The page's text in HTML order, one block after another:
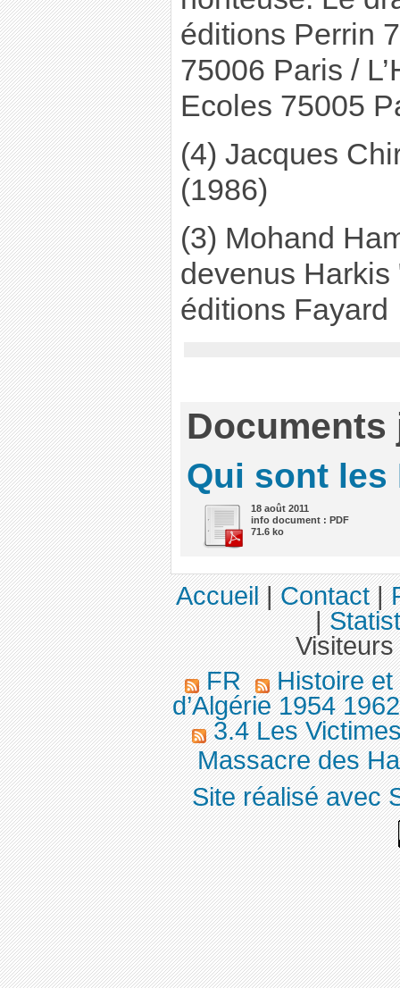
éditions Perrin
75006 Paris /
Ecoles 75005
(4) Jacques
(1986)
(3) Mohand
devenus Harkis
éditions Fayard
Documents
Qui sont les
18 août 2011
info document : PDF
71.6 ko
Accueil|Contact|
|
FR
Histoire
d’Algérie 1954
3.4 Les
Massacre des
Site réalisé avec